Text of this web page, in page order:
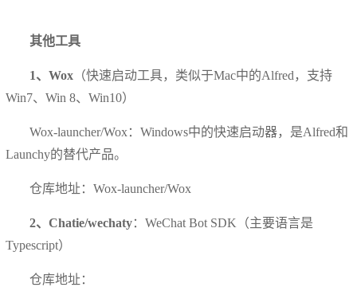
其他工具
1、Wox （快速启动工具，类似于Mac中的Alfred，支持
Win7、Win 8、Win10）
Wox-launcher/Wox：Windows中的快速启动器，是Alfred和
Launchy的替代产品。
仓库地址：Wox-launcher/Wox
2、Chatie/wechaty：WeChat Bot SDK（主要语言是
Typescript）
仓库地址：